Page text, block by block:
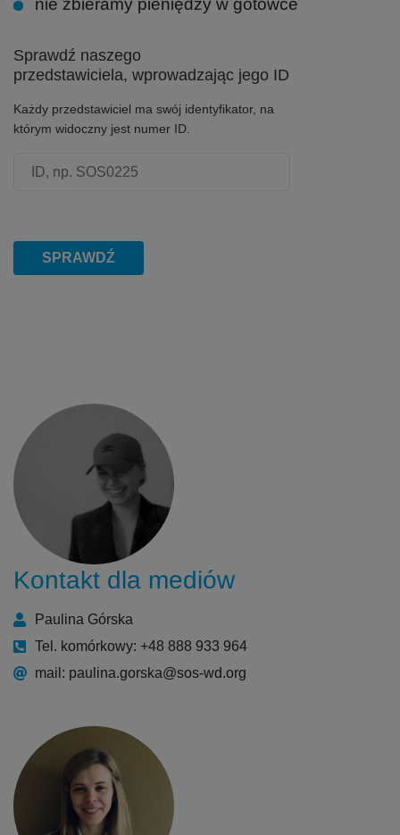
nie zbieramy pieniędzy w gotówce
Sprawdź naszego
przedstawiciela, wprowadzając jego ID
Każdy przedstawiciel ma swój identyfikator, na
którym widoczny jest numer ID.
SPRAWDŹ
Kontakt dla mediów
Paulina Górska
Tel. komórkowy: +48 888 933 964
mail: paulina.gorska@sos-wd.org